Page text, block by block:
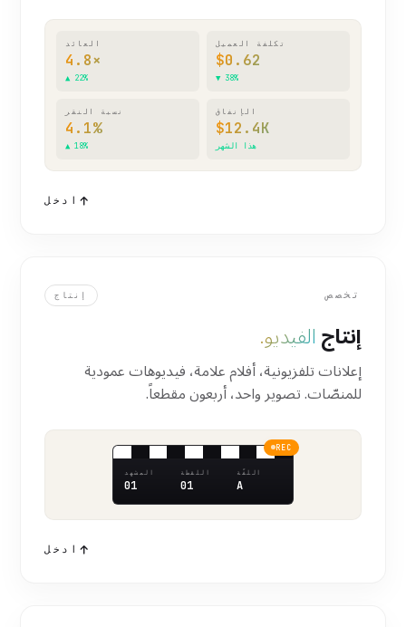
العائد
4.8×
▲ 22%
تكلفة العميل
$0.62
▼ 38%
نسبة النقر
4.1%
▲ 18%
الإنفاق
$12.4K
هذا الشهر
ادخل
تخصص إنتاج
إنتاجالفيديو.
إعلانات تلفزيونية، أفلام علامة، فيديوهات عمودية
للمنصّات. تصوير واحد، أربعون مقطعاً.
REC
المشهد
01
اللقطة
01
اللفّة
A
ادخل